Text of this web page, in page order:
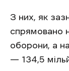
З них, як
спрямовано
оборони, а
— 134,5